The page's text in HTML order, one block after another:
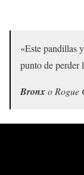
«Este pandillas
punto de perder
Bronxo Rogue